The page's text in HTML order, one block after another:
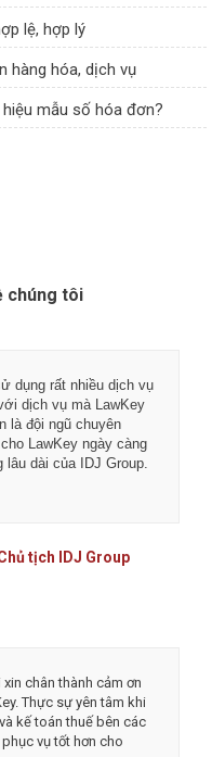
lệ, hợp lý
hàng hóa, dịch vụ
mẫu số hóa đơn?
chúng tôi
vụ tại LawKey - Chìa
luật sư, chuyên gia kế
bản lĩnh với nghề
nữa trong tương lai.
CP công nghệ phân
ty luật và dịch vụ kế
độ làm việc. Tôi rất
LawKey, đặc biệt là
Chúc các bạn phát